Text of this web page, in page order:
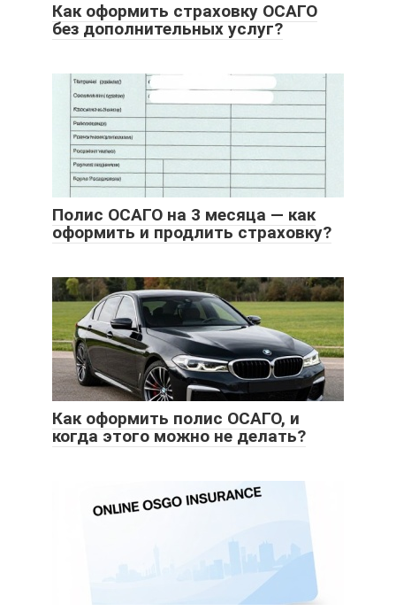
Как оформить страховку ОСАГО
без дополнительных услуг?
Полис ОСАГО на 3 месяца — как
оформить и продлить страховку?
Как оформить полис ОСАГО, и
когда этого можно не делать?